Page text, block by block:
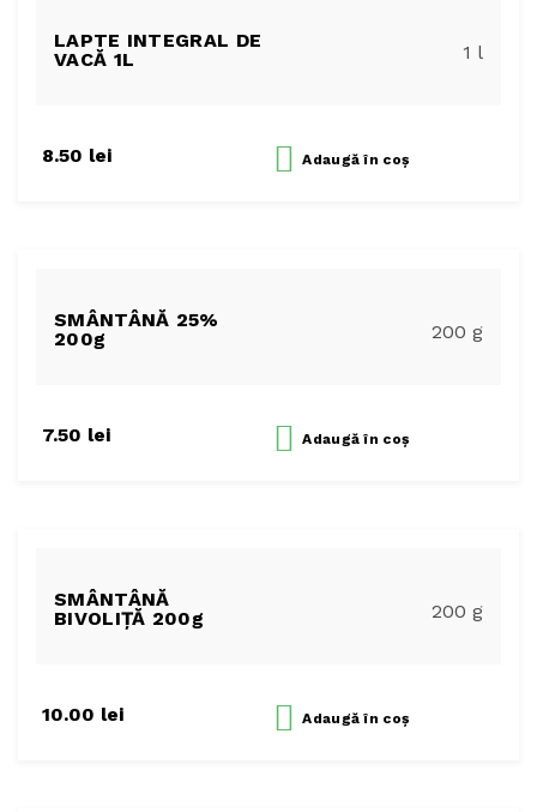
LAPTE INTEGRAL DE
VACĂ 1L
1 l
8.50 lei Adaugăîn coș
SMÂNTÂNĂ 25%
200g
200 g
7.50 lei Adaugăîn coș
SMÂNTÂNĂ
BIVOLIȚĂ 200g
200 g
10.00 lei Adaugăîn coș
Facebook
Înregistrare